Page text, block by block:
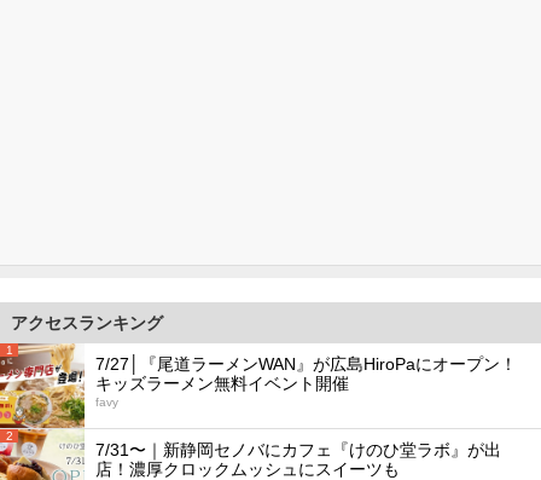
アクセスランキング
1
7/27│『尾道ラーメンWAN』が広島HiroPaにオープン！
キッズラーメン無料イベント開催
favy
2
7/31〜｜新静岡セノバにカフェ『けのひ堂ラボ』が出
店！濃厚クロックムッシュにスイーツも